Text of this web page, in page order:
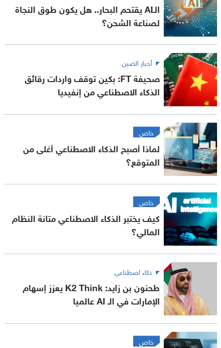
الـAI يقتحم البحار.. هل يكون طوق النجاة
لصناعة الشحن؟
أخبار الصين
صحيفة FT: بكين توقف واردات رقائق
الذكاء الاصطناعي من إنفيديا
خاص
لماذا أصبح الذكاء الاصطناعي أغلى من
المتوقع؟
خاص
كيف يختبر الذكاء الاصطناعي متانة النظام
المالي؟
ذكاء اصطناعي
طحنون بن زايد: K2 Think يعزز إسهام
الإمارات في الـ AI عالميا
خاص